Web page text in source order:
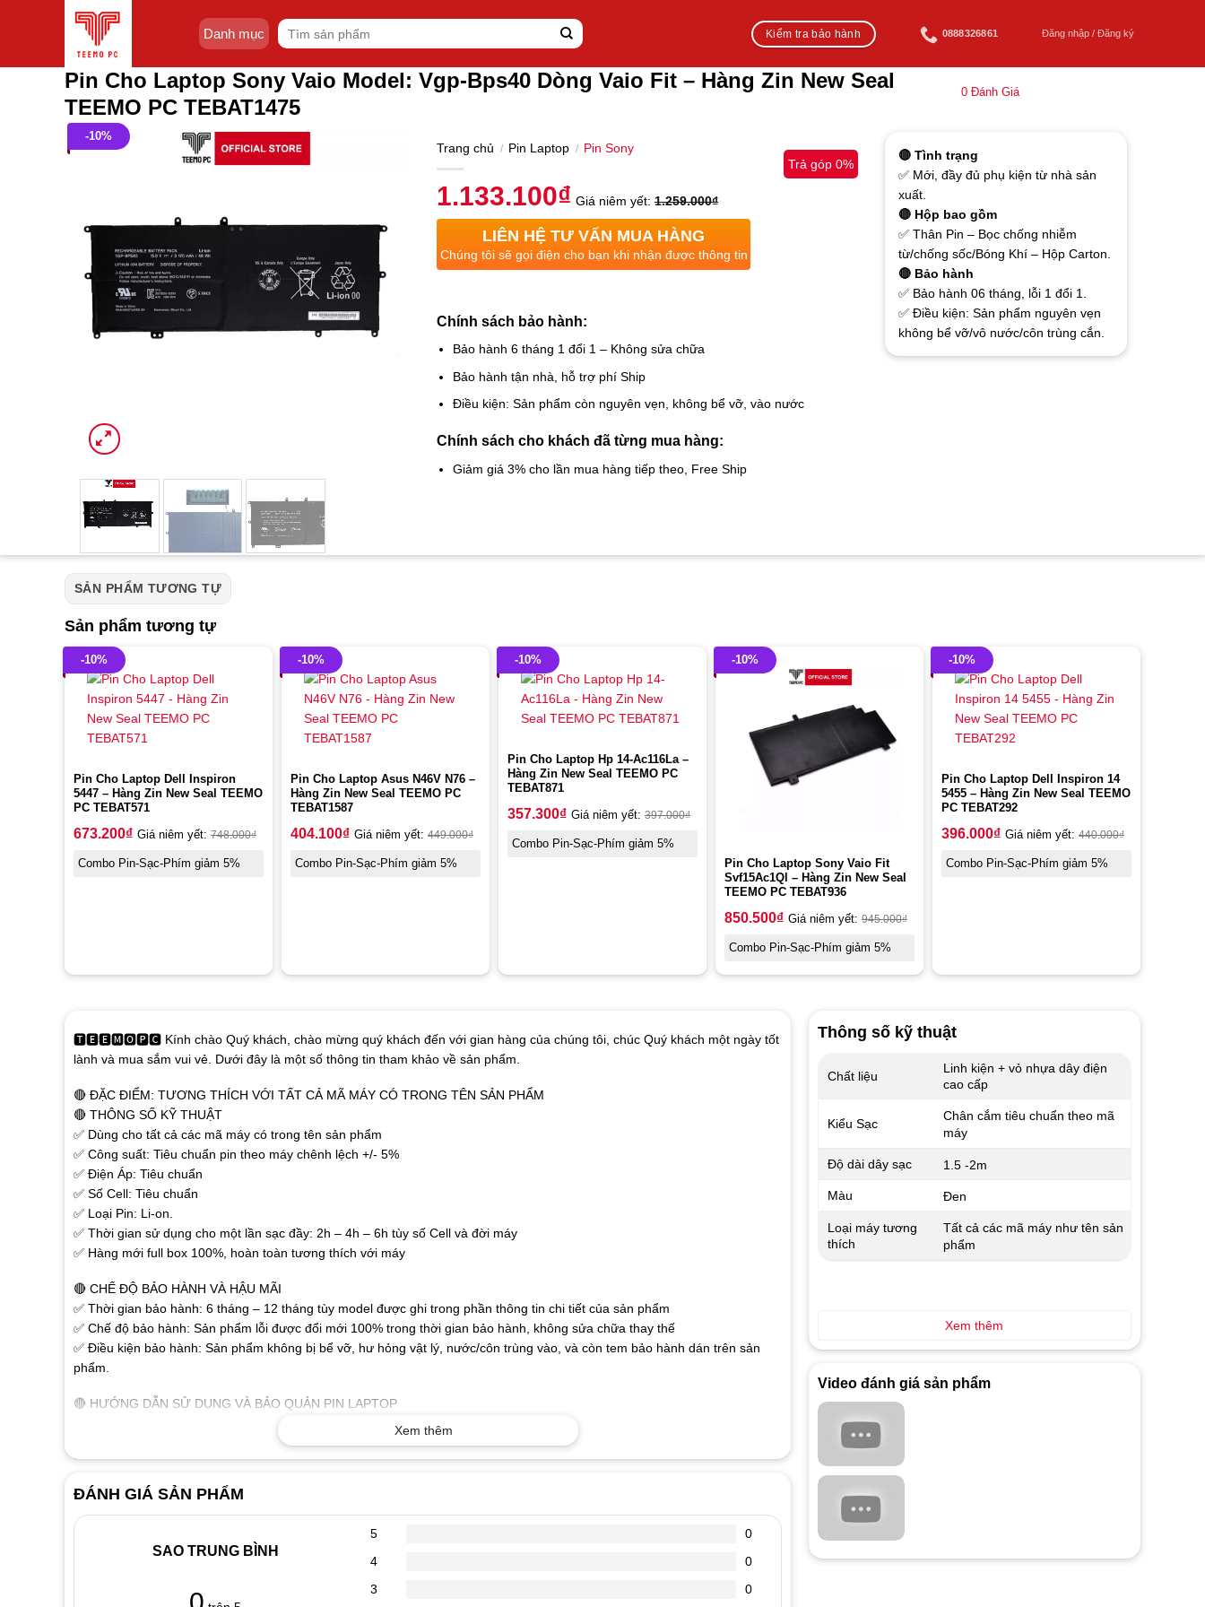
Danh mục
Tìm
kiếm:
Kiểm tra bảo hành 0888326861 Đăng nhập / Đăng ký
Pin Cho Laptop Sony Vaio Model: Vgp-Bps40 Dòng Vaio Fit – Hàng Zin New Seal
TEEMO PC TEBAT1475
0 Đánh Giá
-10%
Trang chủ / Pin Laptop / Pin Sony
1.133.100₫ Giá niêm yết: 1.259.000₫
Trả góp 0%
LIÊN HỆ TƯ VẤN MUA HÀNG
Chúng tôi sẽ gọi điện cho bạn khi nhận được thông tin
Chính sách bảo hành:
Bảo hành 6 tháng 1 đổi 1 – Không sửa chữa
Bảo hành tận nhà, hỗ trợ phí Ship
Điều kiện: Sản phẩm còn nguyên vẹn, không bể vỡ, vào nước
Chính sách cho khách đã từng mua hàng:
Giảm giá 3% cho lần mua hàng tiếp theo, Free Ship
🔴 Tình trạng
✅ Mới, đầy đủ phụ kiện từ nhà sản
xuất.
🔴 Hộp bao gồm
✅ Thân Pin – Bọc chống nhiễm
từ/chống sốc/Bóng Khí – Hộp Carton.
🔴 Bảo hành
✅ Bảo hành 06 tháng, lỗi 1 đổi 1.
✅ Điều kiện: Sản phẩm nguyên vẹn
không bể vỡ/vô nước/côn trùng cắn.
SẢN PHẨM TƯƠNG TỰ
Sản phẩm tương tự
-10%
Pin Cho Laptop Dell Inspiron
5447 – Hàng Zin New Seal TEEMO
PC TEBAT571
673.200₫ Giá niêm yết: 748.000₫
Combo Pin-Sạc-Phím giảm 5%
-10%
Pin Cho Laptop Asus N46V N76 –
Hàng Zin New Seal TEEMO PC
TEBAT1587
404.100₫ Giá niêm yết: 449.000₫
Combo Pin-Sạc-Phím giảm 5%
-10%
Pin Cho Laptop Hp 14-Ac116La –
Hàng Zin New Seal TEEMO PC
TEBAT871
357.300₫ Giá niêm yết: 397.000₫
Combo Pin-Sạc-Phím giảm 5%
-10%
Pin Cho Laptop Sony Vaio Fit
Svf15Ac1Ql – Hàng Zin New Seal
TEEMO PC TEBAT936
850.500₫ Giá niêm yết: 945.000₫
Combo Pin-Sạc-Phím giảm 5%
-10%
Pin Cho Laptop Dell Inspiron 14
5455 – Hàng Zin New Seal TEEMO
PC TEBAT292
396.000₫ Giá niêm yết: 440.000₫
Combo Pin-Sạc-Phím giảm 5%
🆃🅴🅴🅼🅾🅿🅲 Kính chào Quý khách, chào mừng quý khách đến với gian hàng của chúng tôi, chúc Quý khách một ngày tốt
lành và mua sắm vui vẻ. Dưới đây là một số thông tin tham khảo về sản phẩm.
🔴 ĐẶC ĐIỂM: TƯƠNG THÍCH VỚI TẤT CẢ MÃ MÁY CÓ TRONG TÊN SẢN PHẨM
🔴 THÔNG SỐ KỸ THUẬT
✅ Dùng cho tất cả các mã máy có trong tên sản phẩm
✅ Công suất: Tiêu chuẩn pin theo máy chênh lệch +/- 5%
✅ Điện Áp: Tiêu chuẩn
✅ Số Cell: Tiêu chuẩn
✅ Loại Pin: Li-on.
✅ Thời gian sử dụng cho một lần sạc đầy: 2h – 4h – 6h tùy số Cell và đời máy
✅ Hàng mới full box 100%, hoàn toàn tương thích với máy
🔴 CHẾ ĐỘ BẢO HÀNH VÀ HẬU MÃI
✅ Thời gian bảo hành: 6 tháng – 12 tháng tùy model được ghi trong phần thông tin chi tiết của sản phẩm
✅ Chế độ bảo hành: Sản phẩm lỗi được đổi mới 100% trong thời gian bảo hành, không sửa chữa thay thế
✅ Điều kiện bảo hành: Sản phẩm không bị bể vỡ, hư hỏng vật lý, nước/côn trùng vào, và còn tem bảo hành dán trên sản
phẩm.
🔴 HƯỚNG DẪN SỬ DỤNG VÀ BẢO QUẢN PIN LAPTOP
✅Pin laptop là bộ phận của máy, có tuổi thọ ngắn và rất dễ hỏng, nên người dùng cần phải biết cách sử dụng và bảo quản
phù hợp. Sau mỗi lần sử dụng (sạc xả) dung lượng của pin sẽ giảm dần. Để có thể dùng pin một cách tối ưu và mang lại độ
bền cao nhất chúng ta cần sử dụng như sau:
✅ Đối với pin mới mua cần sạc 8 đến 10 tiếng, sau đó rút sạc ra dùng máy, cho đến khi pin báo còn khoảng 10%-15% rồi lại
sạc lại. Nên thực hiện liên tuc như vậy trong 3 lần đầu.
✅ Đối với các lần dùng tiếp theo, Khi dùng pin còn 10%-15%, hãy cắm sạc pin. Vì tuổi thọ của Pin laptop được tính theo số
lần dùng (sạc xả) ví dụ nhà cung cấp quy định pin laptop của bạn có 500 lần dùng (sạc xả), 1 ngày các bạn sử dụng máy
tính cứ pin giảm còn 60,70,80% dung lượng lại cắm sạc pin, thực hiện nhiều lần như vậy, sẽ làm giảm số lần dùng (sạc xả)
xuống, dẫn đến pin bi chai nhanh, làm tuổi thọ pin laptop của bạn bị hạn chế rất nhiều. Lưu ý tuyệt đối không sử dụng pin
laptop đến mức kiệt đến 0%. (pin bị vài lần đến 0% sẽ chai đi nhanh chóng và rất dễ chết pin laptop của bạn).
Xem thêm
ĐÁNH GIÁ SẢN PHẨM
SAO TRUNG BÌNH
5
0
4
0
3
0
Thông số kỹ thuật
Chất liệu
Linh kiện + vỏ nhựa dây điện
cao cấp
Kiểu Sạc
Chân cắm tiêu chuẩn theo mã
máy
Độ dài dây sạc 1.5 -2m
Màu Đen
Loại máy tương
thích
Tất cả các mã máy như tên sản
phẩm
Xem thêm
Video đánh giá sản phẩm